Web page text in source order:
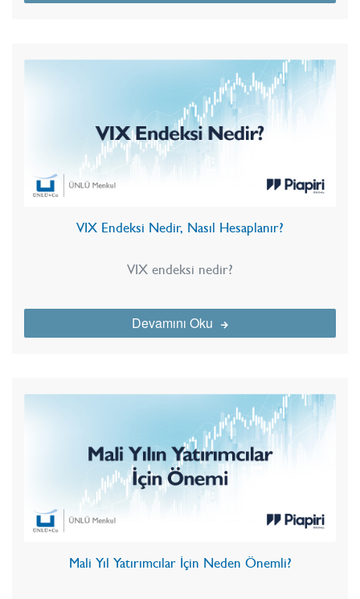
VIX Endeksi Nedir, Nasıl Hesaplanır?
VIX endeksi nedir?
Devamını Oku
Mali Yıl Yatırımcılar İçin Neden Önemli?